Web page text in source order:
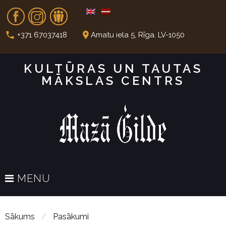
t
Fb In Dr
call +371 67037418 place Amatu iela 5, Rīga. LV-1050
KULTŪRAS UN TAUTAS
MĀKSLAS CENTRS
MENU
Sākums / Pasākumi